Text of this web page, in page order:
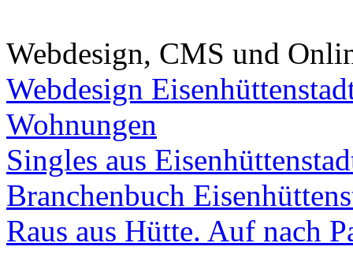
Webdesign, CMS und
Webdesign
Wohnungen
Singles aus
Branchenbuch
Raus aus Hütte. Auf nach